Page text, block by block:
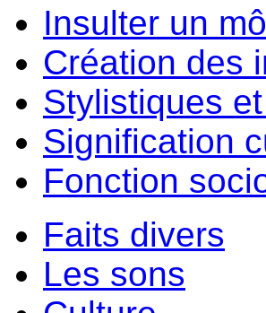
Insulter un
Création des
Stylistiques
Signification
Fonction
Faits divers
Les sons